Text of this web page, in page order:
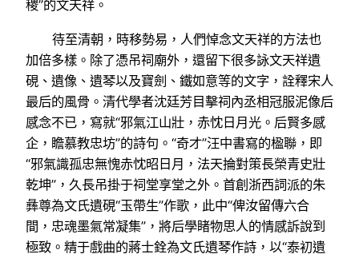
稷”的文天祥。
待至清朝，時移勢易，人們悼念文天祥的方法也
加倍多樣。除了憑吊祠廟外，還留下很多詠文天祥遺
硯、遺像、遺琴以及寶劍、鐵如意等的文字，詮釋宋人
最后的風骨。清代學者沈廷芳目擊祠內丞相冠服泥像后
感念不已，寫就“邪氣江山壯，赤忱日月光。后賢多感
企，瞻慕教忠坊”的詩句。“奇才”汪中書寫的楹聯，即
“邪氣識孤忠無愧赤忱昭日月，法天掄對策長榮青史壯
乾坤”，久長吊掛于祠堂享堂之外。首創浙西詞派的朱
彝尊為文氏遺硯“玉帶生”作歌，此中“俾汝留傳六合
間，忠魂墨氣常凝集”，將后學睹物思人的情感訴說到
極致。精于戲曲的蔣士銓為文氏遺琴作詩，以“泰初遺